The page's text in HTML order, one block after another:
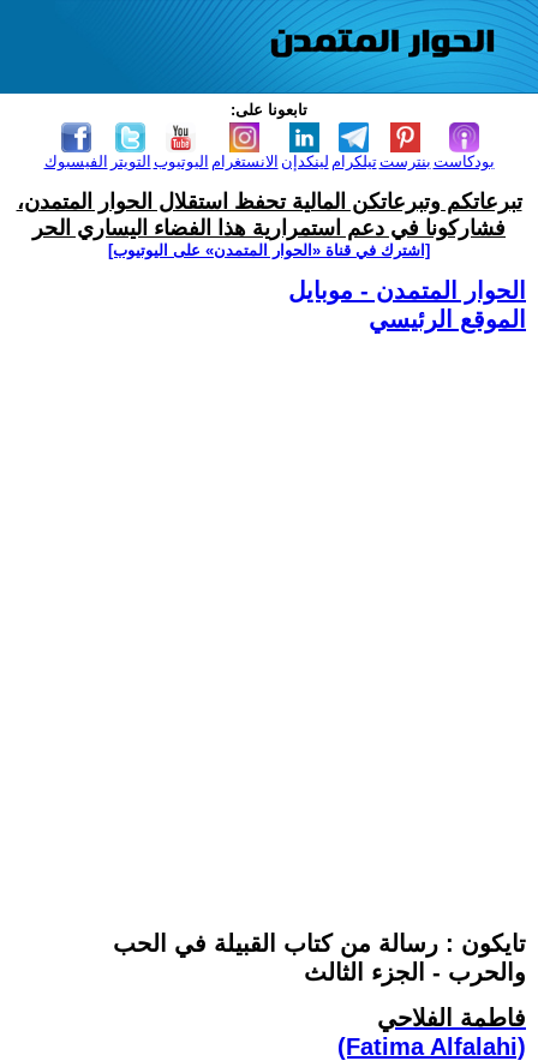
تابعونا على:
الفيسبوك التويتر اليوتيوب الانستغرام لينكدإن تيلكرامبنترست بودكاست
تبرعاتكم وتبرعاتكن المالية تحفظ استقلال الحوار المتمدن،
فشاركونا في دعم استمرارية هذا الفضاء اليساري الحر
[اشترك في قناة ‫«الحوار المتمدن» على اليوتيوب]
الحوار المتمدن - موبايل
الموقع الرئيسي
تايكون : رسالة من كتاب القبيلة في الحب
والحرب - الجزء الثالث
فاطمة الفلاحي
(Fatima Alfalahi)